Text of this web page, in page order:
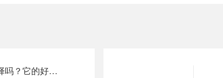
小程序定制值得选择吗？它的好处有哪些？